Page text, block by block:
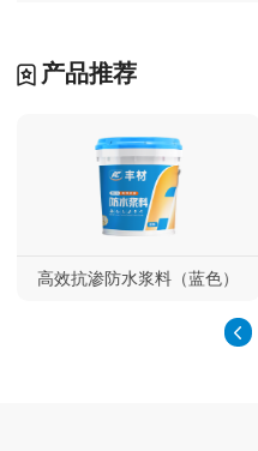
产品推荐
高效抗渗防水浆料（蓝色）